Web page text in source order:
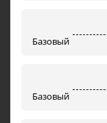
Базовый
Базовый